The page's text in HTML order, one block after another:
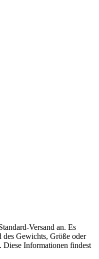
Versand an. Es
Gewichts, Größe oder
Diese Informationen findest